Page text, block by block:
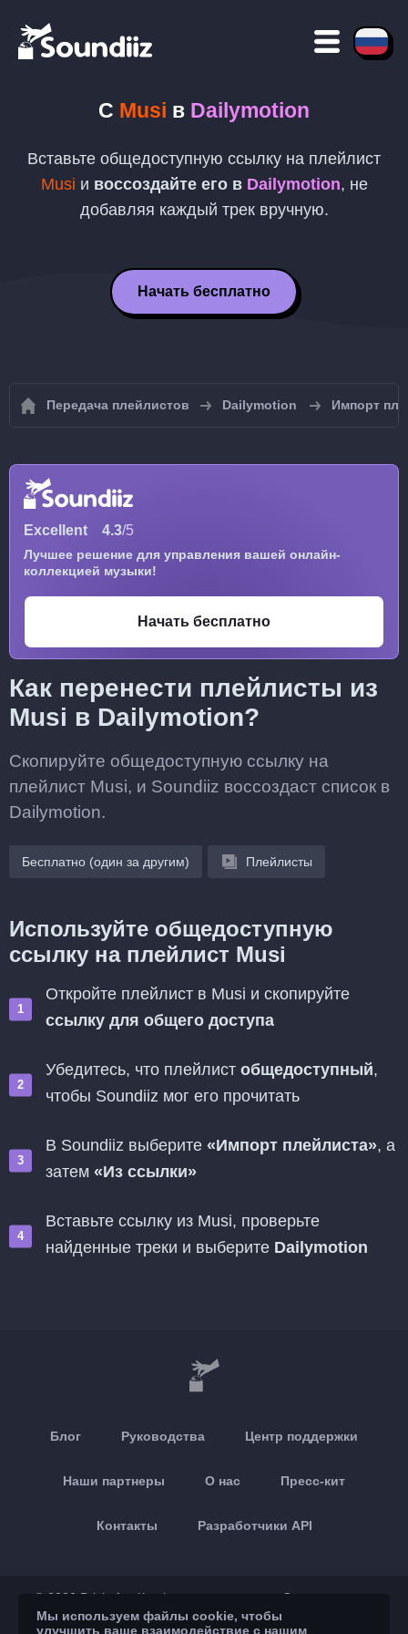
С Musi в Dailymotion
Вставьте общедоступную ссылку на плейлист
Musi и воссоздайте его в Dailymotion, не
добавляя каждый трек вручную.
Начать бесплатно
Передача плейлистов Dailymotion Импорт
Excellent 4.3/5
Лучшее решение для управления вашей онлайн-
коллекцией музыки!
Начать бесплатно
Как перенести плейлисты из
Musi в Dailymotion?
Скопируйте общедоступную ссылку на
плейлист Musi, и Soundiiz воссоздаст список в
Dailymotion.
Бесплатно (один за другим) Плейлисты
Используйте общедоступную
ссылку на плейлист Musi
Откройте плейлист в Musi и скопируйте
ссылку для общего доступа
Убедитесь, что плейлист общедоступный,
чтобы Soundiiz мог его прочитать
В Soundiiz выберите «Импорт плейлиста», а
затем «Из ссылки»
Вставьте ссылку из Musi, проверьте
найденные треки и выберите Dailymotion
Блог Руководства Центр поддержки
Наши партнеры О нас Пресс-кит
Контакты Разработчики API
© 2026 Brickoft Конфиденциальность Статус сервиса
Мы используем файлы cookie, чтобы
улучшить ваше взаимодействие с нашим